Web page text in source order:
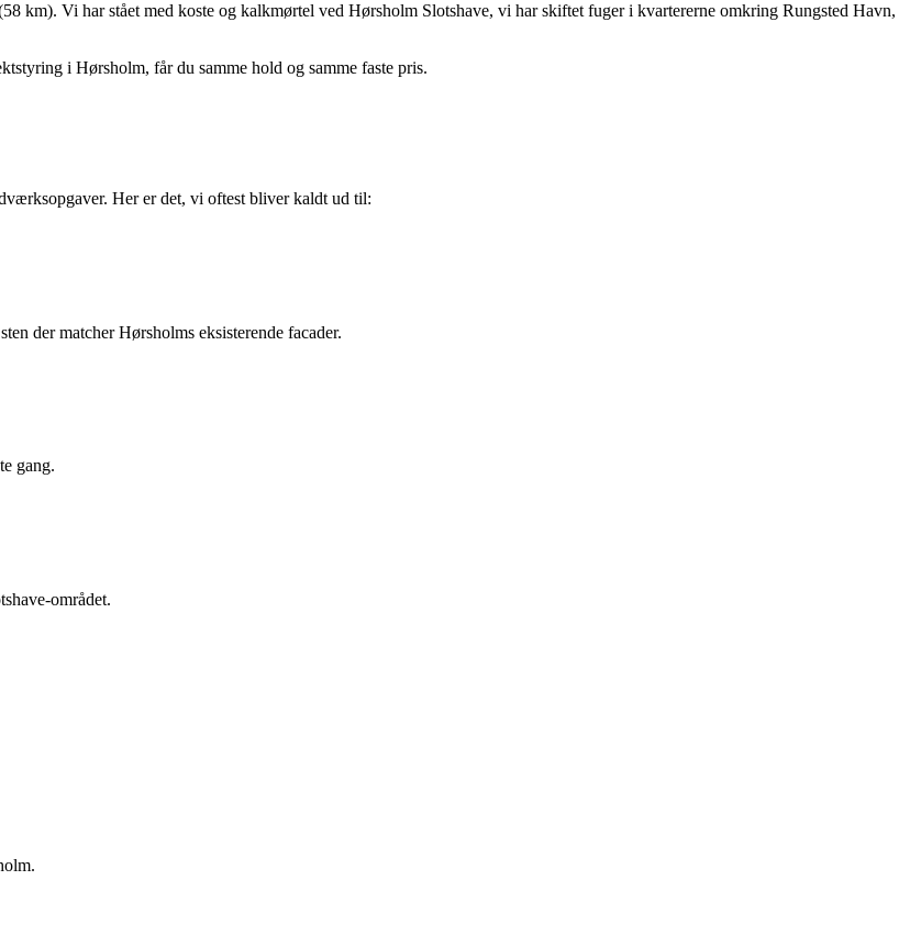
km). Vi har stået med koste og kalkmørtel ved Hørsholm Slotshave, vi har skiftet fuger i kvartererne omkring Rungsted Havn,
i Hørsholm, får du samme hold og samme faste pris.
Her er det, vi oftest bliver kaldt ud til:
der matcher Hørsholms eksisterende facader.
gang.
området.